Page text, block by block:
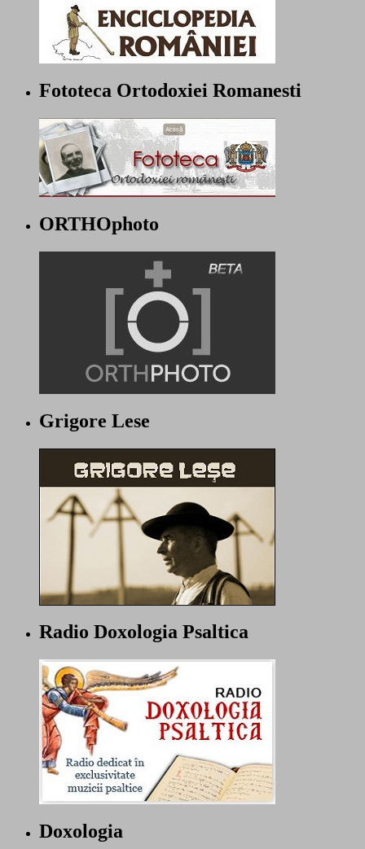
Fototeca Ortodoxiei Romanesti
ORTHOphoto
Grigore Lese
Radio Doxologia Psaltica
Doxologia